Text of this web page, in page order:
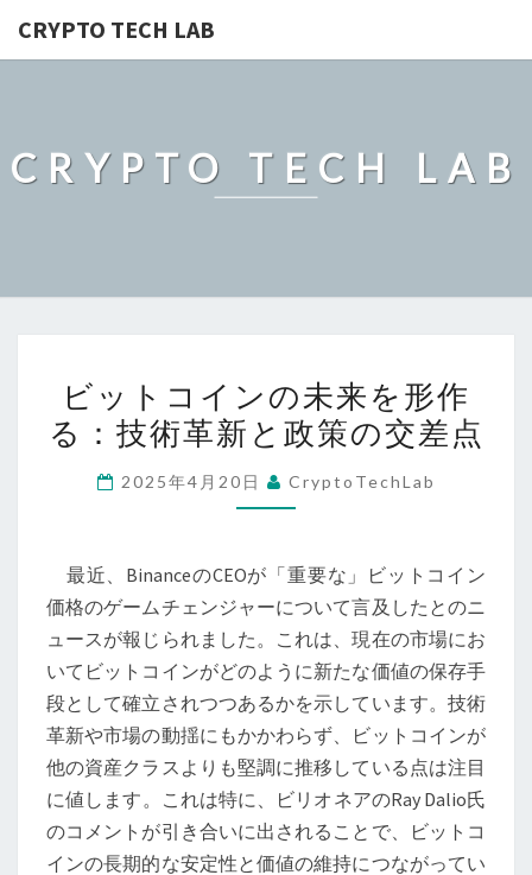
CRYPTO TECH LAB
CRYPTO TECH LAB
ッ
ト
イ
の
形
作
る：
術
革
ビットコインの未来を形作
る：技術革新と政策の交差点
2025年4月20日 CryptoTechLab
最近、BinanceのCEOが「重要な」ビットコイン
価格のゲームチェンジャーについて言及したとのニ
ュースが報じられました。これは、現在の市場にお
いてビットコインがどのように新たな価値の保存手
段として確立されつつあるかを示しています。技術
革新や市場の動揺にもかかわらず、ビットコインが
他の資産クラスよりも堅調に推移している点は注目
に値します。これは特に、ビリオネアのRay Dalio氏
のコメントが引き合いに出されることで、ビットコ
インの長期的な安定性と価値の維持につながってい